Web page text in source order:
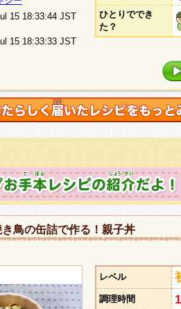
15 18:33:44 JST
15 18:33:33 JST
ひとりででき
た？
き鳥の缶詰で作る！親子丼
レベル
調理時間